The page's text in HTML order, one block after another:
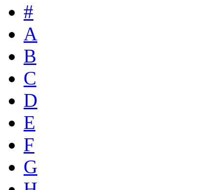
#
A
B
C
D
E
F
G